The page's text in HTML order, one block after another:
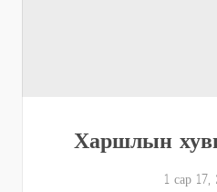
Харшлын
1 сар 17,